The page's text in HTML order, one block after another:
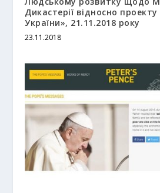
Дикастерії відносно
України», 21.11.2018 року
23.11.2018